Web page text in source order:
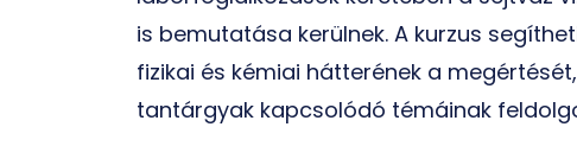
is bemutatása kerülnek. A kurzus
fizikai és kémiai hátterének a
tantárgyak kapcsolódó témáinak